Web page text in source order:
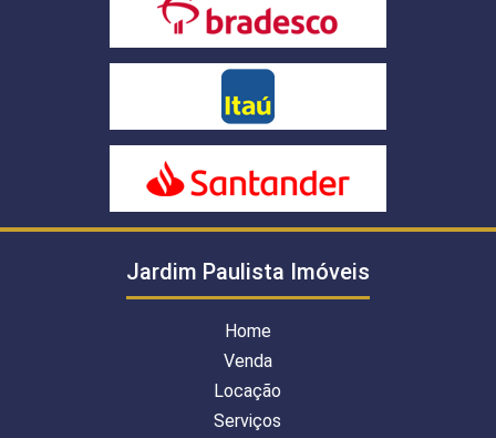
Jardim Paulista Imóveis
Home
Venda
Locação
Serviços